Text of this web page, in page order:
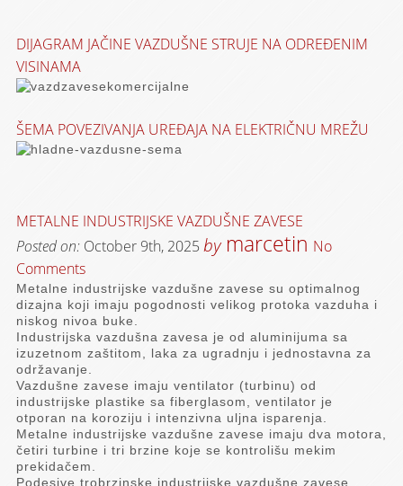
DIJAGRAM JAČINE VAZDUŠNE STRUJE NA ODREĐENIM
VISINAMA
ŠEMA POVEZIVANJA UREĐAJA NA ELEKTRIČNU MREŽU
METALNE INDUSTRIJSKE VAZDUŠNE ZAVESE
Posted on: October 9th, 2025 by marcetin No
Comments
Metalne industrijske vazdušne zavese su optimalnog
dizajna koji imaju pogodnosti velikog protoka vazduha i
niskog nivoa buke.
Industrijska vazdušna zavesa je od aluminijuma sa
izuzetnom zaštitom, laka za ugradnju i jednostavna za
održavanje.
Vazdušne zavese imaju ventilator (turbinu) od
industrijske plastike sa fiberglasom, ventilator je
otporan na koroziju i intenzivna uljna isparenja.
Metalne industrijske vazdušne zavese imaju dva motora,
četiri turbine i tri brzine koje se kontrolišu mekim
prekidačem.
Podesive trobrzinske industrijske vazdušne zavese